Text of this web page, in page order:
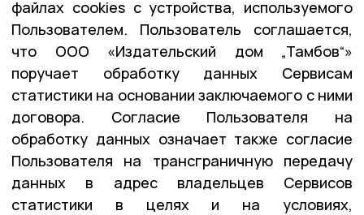
файлах cookies с устройства, используемого
Пользователем. Пользователь соглашается,
что ООО «Издательский дом „Тамбов“»
поручает обработку данных Сервисам
статистики на основании заключаемого с ними
договора. Согласие Пользователя на
обработку данных означает также согласие
Пользователя на трансграничную передачу
данных в адрес владельцев Сервисов
статистики в целях и на условиях,